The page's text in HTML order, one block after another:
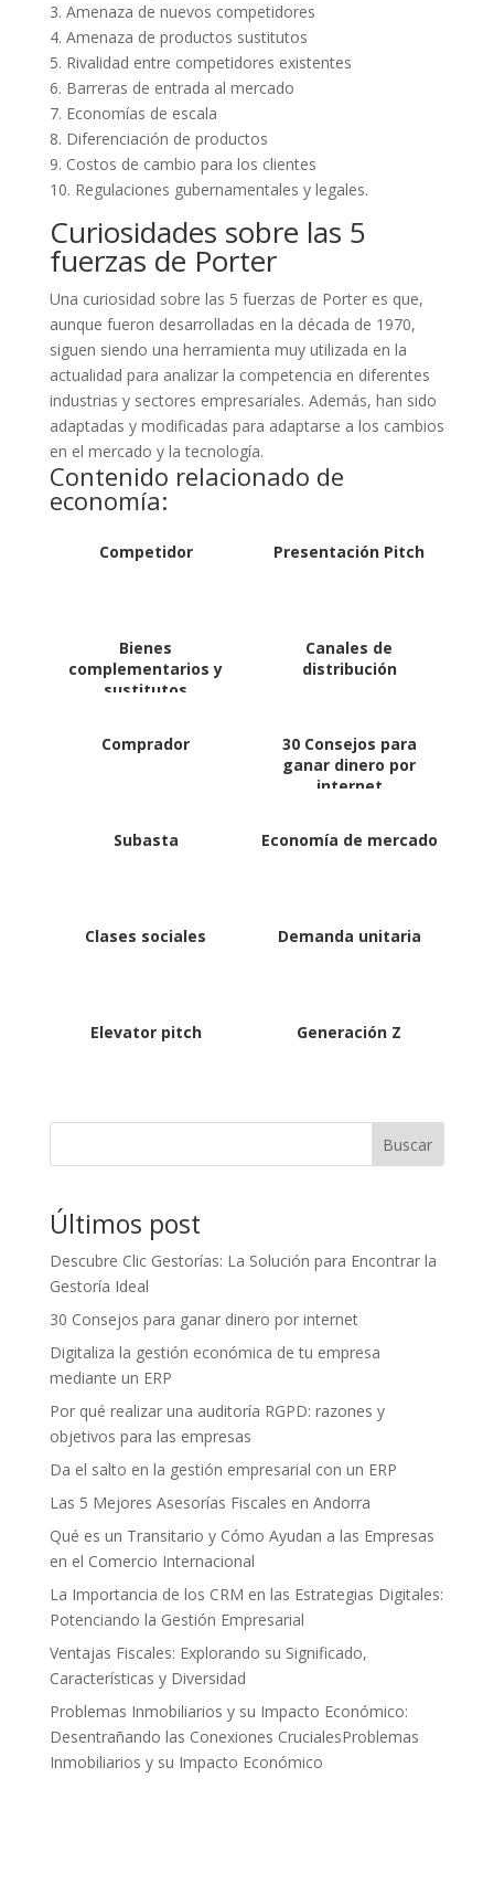
3. Amenaza de nuevos competidores
4. Amenaza de productos sustitutos
5. Rivalidad entre competidores existentes
6. Barreras de entrada al mercado
7. Economías de escala
8. Diferenciación de productos
9. Costos de cambio para los clientes
10. Regulaciones gubernamentales y legales.
Curiosidades sobre las 5
fuerzas de Porter
Una curiosidad sobre las 5 fuerzas de Porter es que,
aunque fueron desarrolladas en la década de 1970,
siguen siendo una herramienta muy utilizada en la
actualidad para analizar la competencia en diferentes
industrias y sectores empresariales. Además, han sido
adaptadas y modificadas para adaptarse a los cambios
en el mercado y la tecnología.
Contenido relacionado de
economía:
Competidor Presentación Pitch
Bienes
complementarios y
sustitutos
Canales de
distribución
Comprador
30 Consejos para
ganar dinero por
internet
Subasta Economía de mercado
Clases sociales Demanda unitaria
Elevator pitch Generación Z
Buscar
Últimos post
Descubre Clic Gestorías: La Solución para Encontrar la
Gestoría Ideal
30 Consejos para ganar dinero por internet
Digitaliza la gestión económica de tu empresa
mediante un ERP
Por qué realizar una auditoría RGPD: razones y
objetivos para las empresas
Da el salto en la gestión empresarial con un ERP
Las 5 Mejores Asesorías Fiscales en Andorra
Qué es un Transitario y Cómo Ayudan a las Empresas
en el Comercio Internacional
La Importancia de los CRM en las Estrategias Digitales:
Potenciando la Gestión Empresarial
Ventajas Fiscales: Explorando su Significado,
Características y Diversidad
Problemas Inmobiliarios y su Impacto Económico:
Desentrañando las Conexiones CrucialesProblemas
Inmobiliarios y su Impacto Económico